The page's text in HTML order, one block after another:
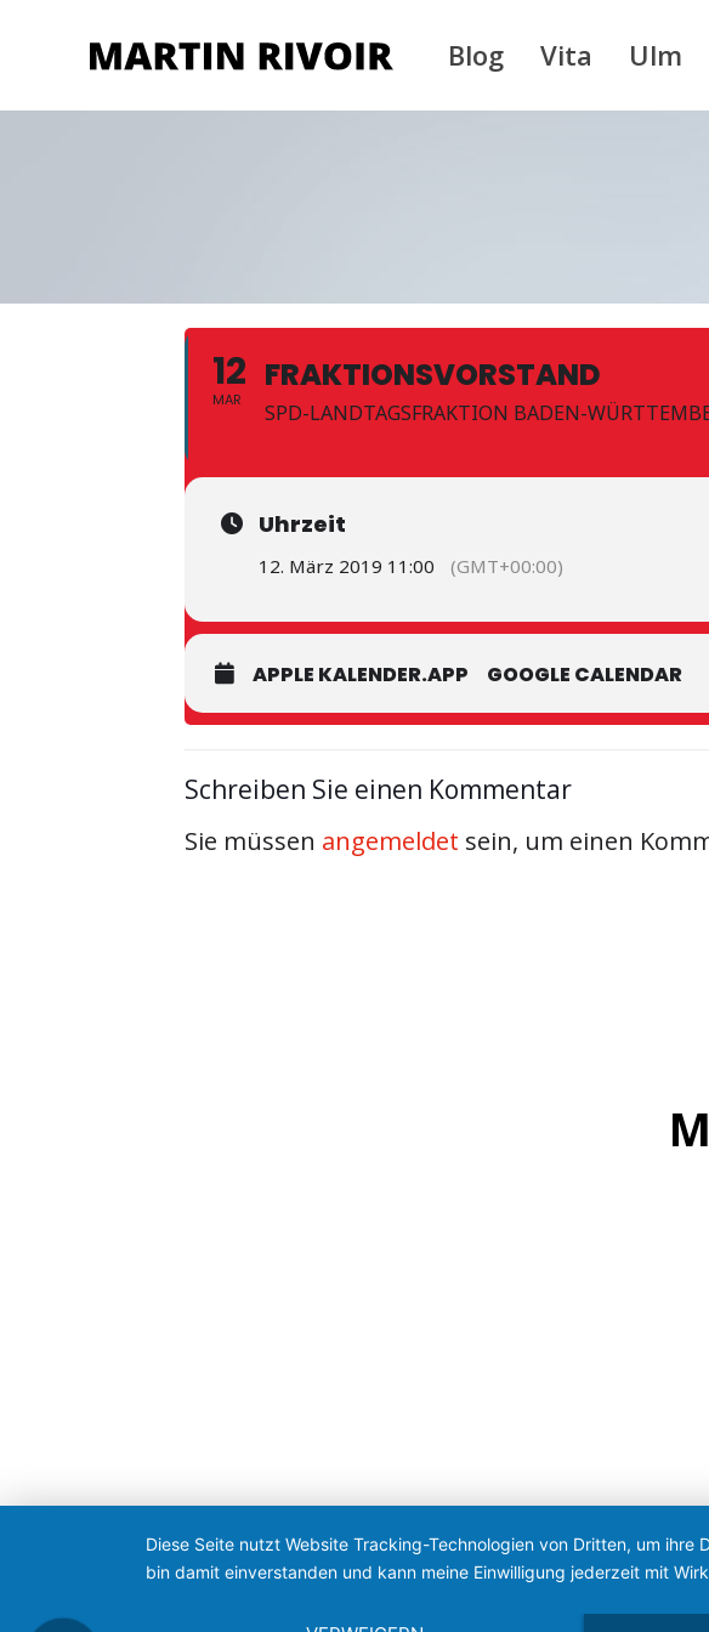
Blog Vita Ulm
12
MAR
FRAKTIONSVORSTAND
SPD-LANDTAGSFRAKTION BADEN-
Uhrzeit
12. März 2019 11:00 (GMT+00:00)
APPLE KALENDER.APP GOOGLE CALENDAR
Schreiben Sie einen Kommentar
Sie müssen angemeldet sein, um einen
Diese Seite nutzt Website Tracking-Technologien von Dritten, um
bin damit einverstanden und kann meine Einwilligung jederzeit mit